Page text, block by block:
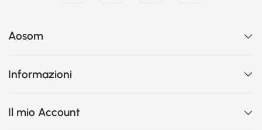
Aosom
Informazioni
Il mio Account